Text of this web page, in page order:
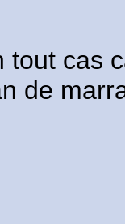
tout cas
de